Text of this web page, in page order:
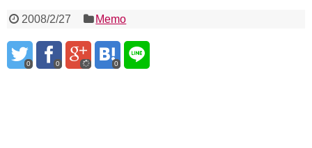
2008/2/27 Memo
0 0 0